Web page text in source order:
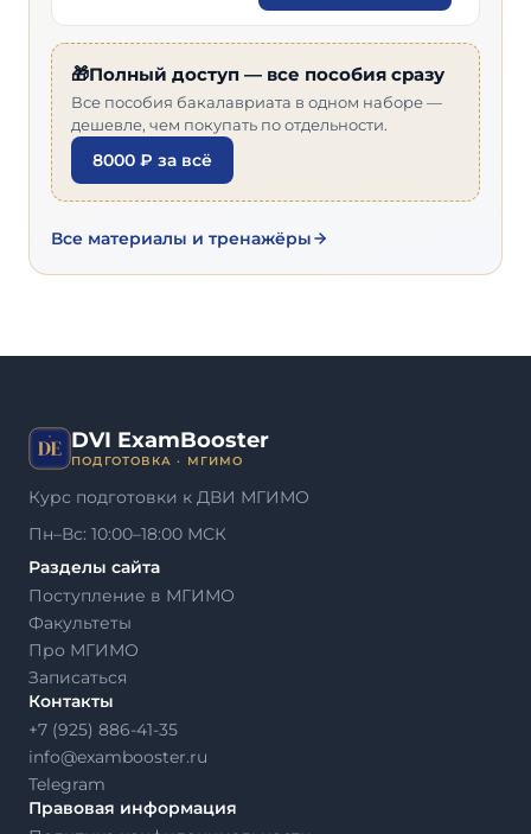
🎁Полный доступ — все пособия сразу
Все пособия бакалавриата в одном наборе —
дешевле, чем покупать по отдельности.
8000 ₽ за всё
Все материалы и тренажёры
DVI ExamBooster
ПОДГОТОВКА · МГИМО
Курс подготовки к ДВИ МГИМО
Пн–Вс: 10:00–18:00 МСК
Разделы сайта
Поступление в МГИМО
Факультеты
Про МГИМО
Записаться
Контакты
+7 (925) 886-41-35
info@exambooster.ru
Telegram
Правовая информация